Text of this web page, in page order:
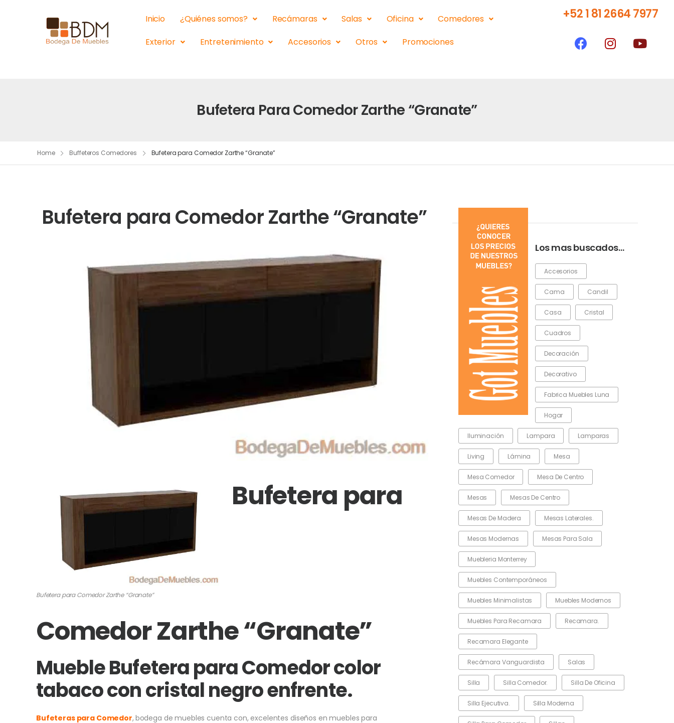
Inicio ¿Quiénes somos? Recámaras Salas Oficina
Comedores
Exterior
Entretenimiento Accesorios Otros Promociones
+52 1 81 2664 7977
Bufetera Para Comedor Zarthe “Granate”
Home Buffeteros Comedores Bufetera para Comedor Zarthe “Granate”
Los mas buscados…
Accesorios
Cama Candil
Casa Cristal
Cuadros
Decoración
Decorativo
Fabrica Muebles Luna
Hogar
Iluminación Lampara Lamparas
Living Lámina Mesa
Mesa Comedor Mesa De Centro
Mesas Mesas De Centro
Mesas De Madera Mesas Laterales.
Mesas Modernas Mesas Para Sala
Muebleria Monterrey
Muebles Contemporáneos
Muebles Minimalistas Muebles Modernos
Muebles Para Recamara Recamara.
Recamara Elegante
Recámara Vanguardista Salas
Silla Silla Comedor. Silla De Oficina
Silla Ejecutiva. Silla Moderna
Bufetera para Comedor Zarthe “Granate”
Bufetera para Comedor Zarthe “Granate”
Bufetera para
Comedor Zarthe “Granate”
Mueble Bufetera para Comedor color
tabaco con cristal negro enfrente.
Bufeteras para Comedor, bodega de muebles cuenta con, excelentes diseños en muebles para